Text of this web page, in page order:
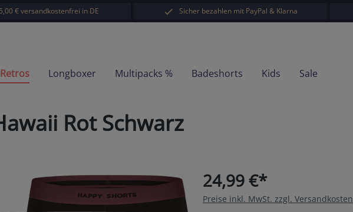
€ versandkostenfrei in DE Sicher bezahlen mit PayPal & Klarna
Longboxer Multipacks % Badeshorts Kids Sale
Rot Schwarz
24,99 €*
Preise inkl. MwSt. zzgl. Versandkosten